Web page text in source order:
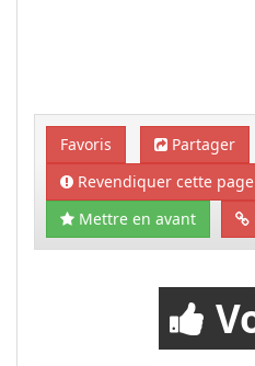
Favoris
Partager
Revendiquer cette page
Mettre en avant